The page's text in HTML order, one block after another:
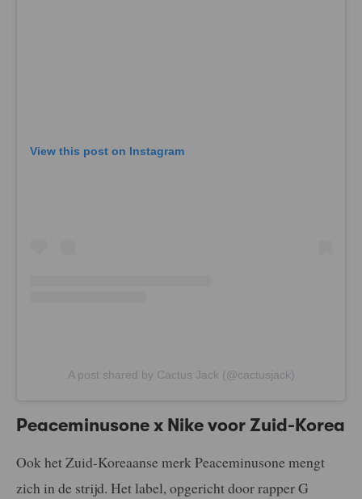
View this post on Instagram
A post shared by Cactus Jack (@cactusjack)
Peaceminusone x Nike voor Zuid-Korea
Ook het Zuid-Koreaanse merk Peaceminusone mengt
zich in de strijd. Het label, opgericht door rapper G